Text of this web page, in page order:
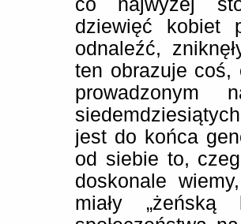
co najwyżej
dziewięć kobiet
odnaleźć,
ten obrazuje coś,
jest do końca
od siebie to,
doskonale
miały „żeńską